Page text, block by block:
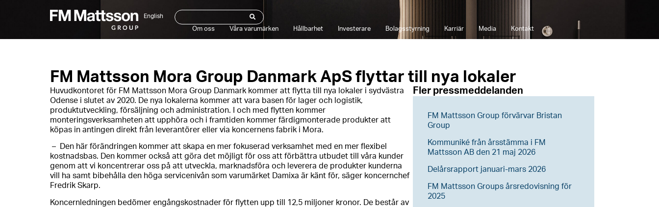
English
Om oss Våra varumärken Hållbarhet Investerare Bolagsstyrning Karriär Media Kontakt
FM Mattsson Mora Group Danmark ApS flyttar till nya lokaler
Huvudkontoret för FM Mattsson Mora Group Danmark kommer att flytta till nya lokaler i sydvästra
Odense i slutet av 2020. De nya lokalerna kommer att vara basen för lager och logistik,
produktutveckling, försäljning och administration. I och med flytten kommer
monteringsverksamheten att upphöra och i framtiden kommer färdigmonterade produkter att
köpas in antingen direkt från leverantörer eller via koncernens fabrik i Mora.
– Den här förändringen kommer att skapa en mer fokuserad verksamhet med en mer flexibel
kostnadsbas. Den kommer också att göra det möjligt för oss att förbättra utbudet till våra kunder
genom att vi koncentrerar oss på att utveckla, marknadsföra och leverera de produkter kunderna
vill ha samt bibehålla den höga servicenivån som varumärket Damixa är känt för, säger koncernchef
Fredrik Skarp.
Koncernledningen bedömer engångskostnader för flytten upp till 12,5 miljoner kronor. De består av
Fler pressmeddelanden
FM Mattsson Group förvärvar Bristan
Group
Kommuniké från årsstämma i FM
Mattsson AB den 21 maj 2026
Delårsrapport januari-mars 2026
FM Mattsson Groups årsredovisning för
2025